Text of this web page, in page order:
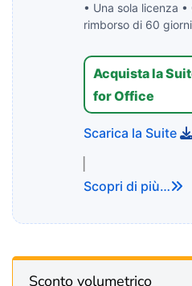
• Una sola licenza •
rimborso di 60 giorni
Acquista la
for Office
Scarica la Suite
Scopri di più…
Sconto volumetrico